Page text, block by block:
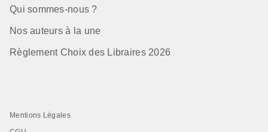
Qui sommes-nous ?
Nos auteurs à la une
Règlement Choix des Libraires 2026
Mentions Légales